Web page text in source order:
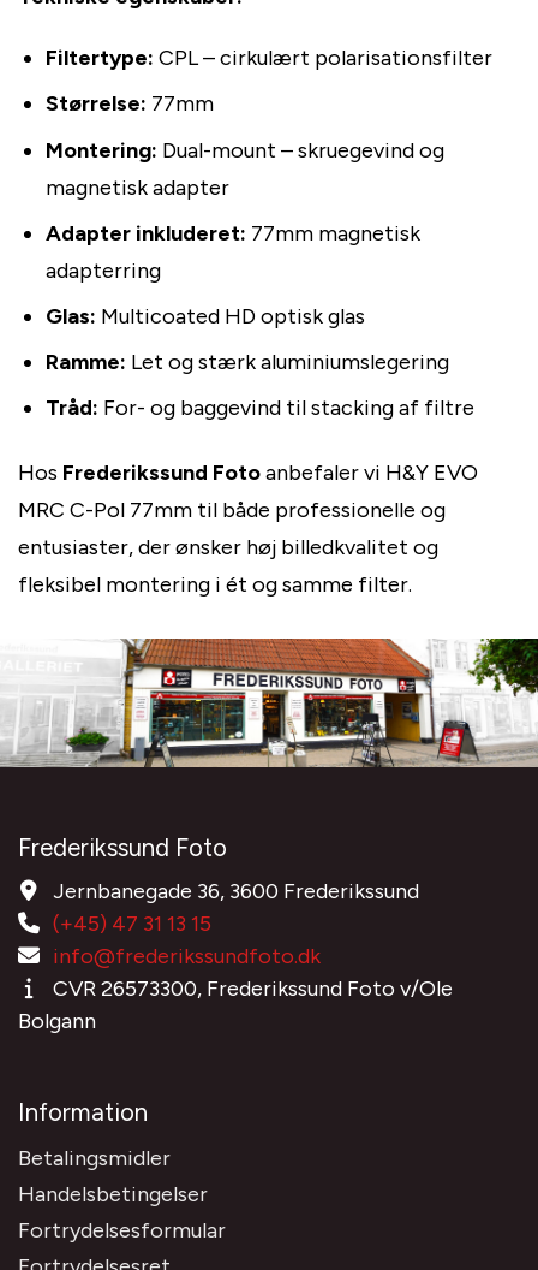
Filtertype: CPL – cirkulært polarisationsfilter
Størrelse: 77mm
Montering: Dual-mount – skruegevind og
magnetisk adapter
Adapter inkluderet: 77mm magnetisk
adapterring
Glas: Multicoated HD optisk glas
Ramme: Let og stærk aluminiumslegering
Tråd: For- og baggevind til stacking af filtre
Hos Frederikssund Fotoanbefaler vi H&Y EVO
MRC C-Pol 77mm til både professionelle og
entusiaster, der ønsker høj billedkvalitet og
fleksibel montering i ét og samme filter.
Frederikssund Foto
Jernbanegade 36, 3600 Frederikssund
(+45) 47 31 13 15
info@frederikssundfoto.dk
CVR 26573300, Frederikssund Foto v/Ole
Bolgann
Information
Betalingsmidler
Handelsbetingelser
Fortrydelsesformular